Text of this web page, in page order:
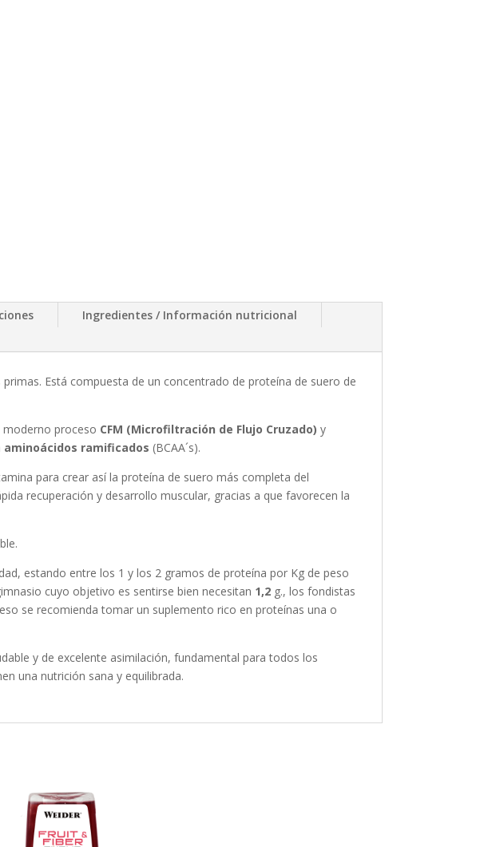
Ingredientes / Información nutricional
Está compuesta de un concentrado de proteína de suero de
moderno proceso CFM (Microfiltración de Flujo Cruzado) y
aminoácidos ramificados (BCAA´s).
para crear así la proteína de suero más completa del
recuperación y desarrollo muscular, gracias a que favorecen la
estando entre los 1 y los 2 gramos de proteína por Kg de peso
cuyo objetivo es sentirse bien necesitan 1,2 g., los fondistas
se recomienda tomar un suplemento rico en proteínas una o
y de excelente asimilación, fundamental para todos los
una nutrición sana y equilibrada.